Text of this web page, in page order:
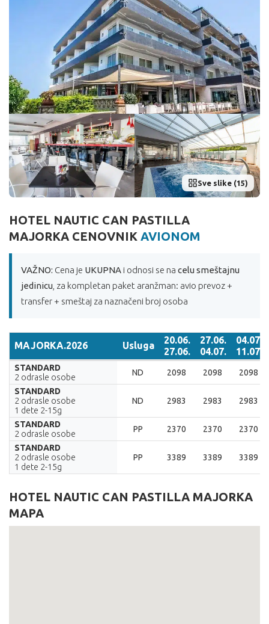
Sve slike (15)
HOTEL NAUTIC CAN PASTILLA
MAJORKA CENOVNIK AVIONOM
VAŽNO: Cena je UKUPNA i odnosi se na celu smeštajnu
jedinicu, za kompletan paket aranžman: avio prevoz +
transfer + smeštaj za naznačeni broj osoba
MAJORKA.2026 Usluga
20.06.
27.06.
27.06.
04.07.
04.07.
11.07.
MAJORKA.2026
27.06.
04.07.
11.07.
STANDARD
2 odrasle osobe
ND 2098 2098
2098
STANDARD
2 odrasle osobe
1 dete 2-15g
ND 2983 2983 2983
STANDARD
2 odrasle osobe
PP 2370 2370
2370
STANDARD
2 odrasle osobe
1 dete 2-15g
PP 3389 3389 3389
HOTEL NAUTIC CAN PASTILLA MAJORKA
MAPA